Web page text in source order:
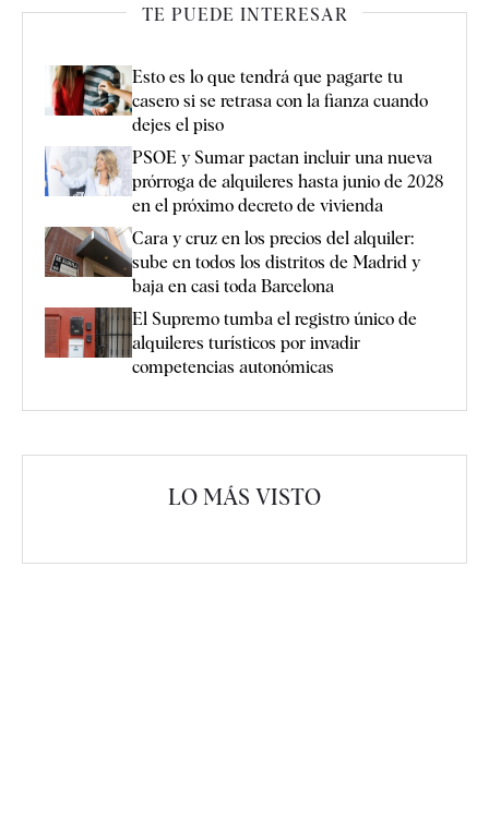
TE PUEDE INTERESAR
Esto es lo que tendrá que pagarte tu
casero si se retrasa con la fianza cuando
dejes el piso
PSOE y Sumar pactan incluir una nueva
prórroga de alquileres hasta junio de 2028
en el próximo decreto de vivienda
Cara y cruz en los precios del alquiler:
sube en todos los distritos de Madrid y
baja en casi toda Barcelona
El Supremo tumba el registro único de
alquileres turísticos por invadir
competencias autonómicas
LO MÁS VISTO